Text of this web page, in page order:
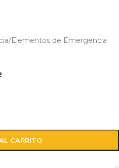
/Elementos de Emergencia
CARRITO